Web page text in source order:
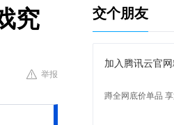
究
举报
交个朋友
加入腾讯云官
蹲全网底价单品